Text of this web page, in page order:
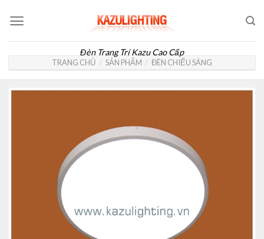
Đèn Trang Trí Kazu Cao Cấp
TRANG CHỦ / SẢN PHẨM / ĐÈN CHIẾU SÁNG